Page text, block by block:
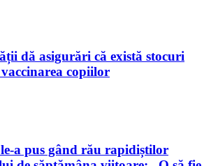
dă asigurări că există stocuri
copiilor
a pus gând rău rapidiștilor